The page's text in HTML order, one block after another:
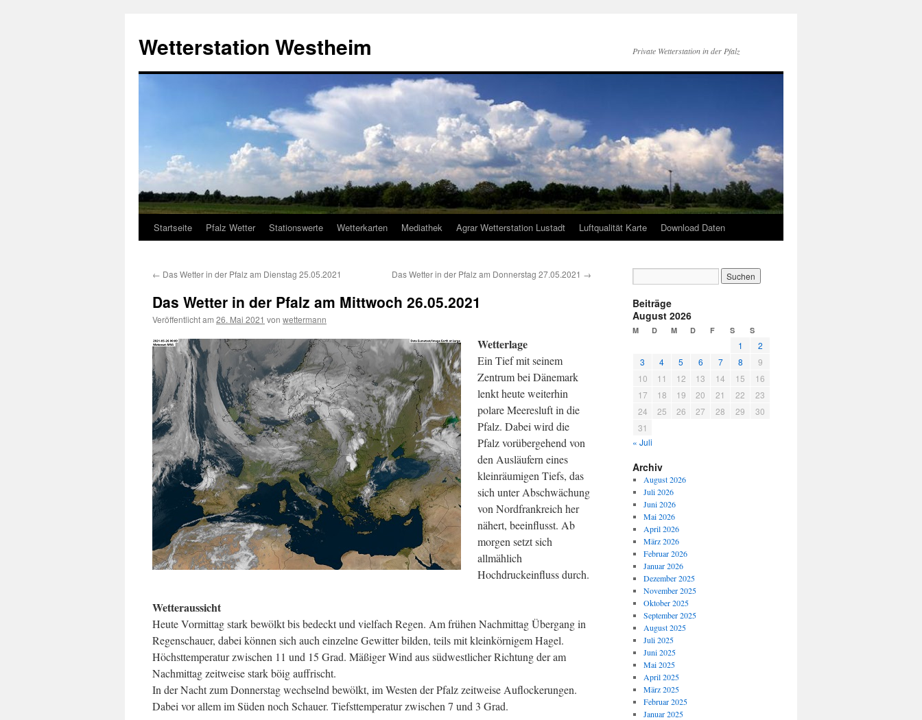
springen
Wetterstation Westheim Private Wetterstation in der Pfalz
Startseite Pfalz Wetter Stationswerte Wetterkarten Mediathek Agrar Wetterstation Lustadt Luftqualität Karte Download Daten
← Das Wetter in der Pfalz am Dienstag 25.05.2021 Das Wetter in der Pfalz am Donnerstag 27.05.2021 →
Das Wetter in der Pfalz am Mittwoch 26.05.2021
Veröffentlicht am 26. Mai 2021 von wettermann
Wetterlage
Ein Tief mit seinem
Zentrum bei Dänemark
lenkt heute weiterhin
polare Meeresluft in die
Pfalz. Dabei wird die
Pfalz vorübergehend von
den Ausläufern eines
kleinräumigen Tiefs, das
sich unter Abschwächung
von Nordfrankreich her
nähert, beeinflusst. Ab
morgen setzt sich
allmählich
Hochdruckeinfluss durch.
Wetteraussicht
Heute Vormittag stark bewölkt bis bedeckt und vielfach Regen. Am frühen Nachmittag Übergang in
Regenschauer, dabei können sich auch einzelne Gewitter bilden, teils mit kleinkörnigem Hagel.
Höchsttemperatur zwischen 11 und 15 Grad. Mäßiger Wind aus südwestlicher Richtung der am
Nachmittag zeitweise stark böig auffrischt.
In der Nacht zum Donnerstag wechselnd bewölkt, im Westen der Pfalz zeitweise Auflockerungen.
Dabei vor allem im Süden noch Schauer. Tiefsttemperatur zwischen 7 und 3 Grad.
Beiträge
August 2026
M D M D F S S
1
2
3
4 5 6 7 8
9
10
11 12 13 14 15
16
17
18 19 20 21 22
23
24
25 26 27 28 29
30
31
« Juli
Archiv
August 2026
Juli 2026
Juni 2026
Mai 2026
April 2026
März 2026
Februar 2026
Januar 2026
Dezember 2025
November 2025
Oktober 2025
September 2025
August 2025
Juli 2025
Juni 2025
Mai 2025
April 2025
März 2025
Februar 2025
Januar 2025